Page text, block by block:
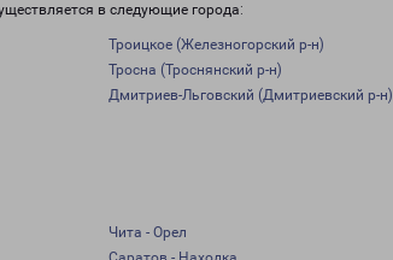
в следующие города:
Троицкое (Железногорский р-н)
Тросна (Троснянский р-н)
Дмитриев-Льговский (Дмитриевский р-н)
Чита - Орел